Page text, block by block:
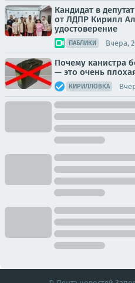
Кандидат в
от ЛДПР Кирилл
удостоверение
ПАБЛИКИ Вчера,
Почему канистра
— это очень
КИРИЛЛОВКА